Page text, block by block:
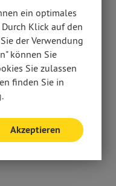
ein optimales
Klick auf den
der Verwendung
können Sie
Sie zulassen
finden Sie in
.
Akzeptieren